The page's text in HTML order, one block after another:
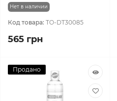
Нет в наличии
Код товара: TO-DT30085
565 грн
Продано